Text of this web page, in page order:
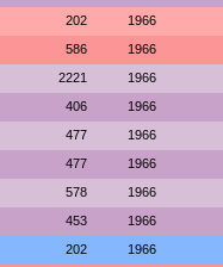
202 1966
586 1966
2221 1966
406 1966
477 1966
477 1966
578 1966
453 1966
202 1966